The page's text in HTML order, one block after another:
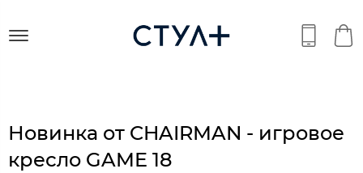
Новинка от CHAIRMAN - игровое
кресло GAME 18